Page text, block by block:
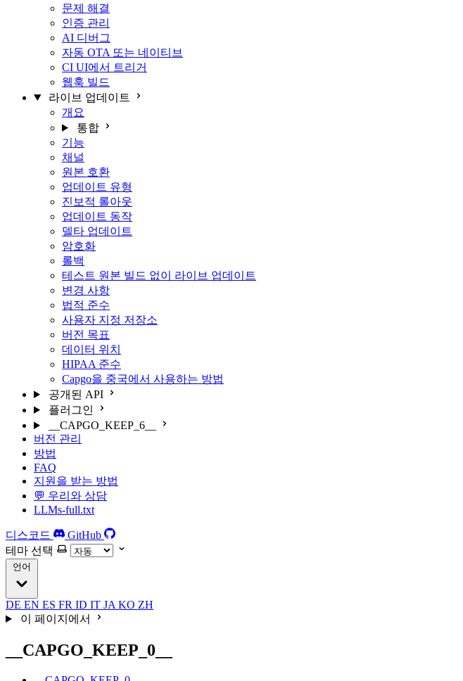
문제 해결
인증 관리
AI 디버그
자동 OTA 또는 네이티브
CI UI에서 트리거
웹훅 빌드
라이브 업데이트
개요
통합
기능
채널
원본 호환
업데이트 유형
진보적 롤아웃
업데이트 동작
델타 업데이트
암호화
롤백
테스트 원본 빌드 없이 라이브 업데이트
변경 사항
법적 준수
사용자 지정 저장소
버전 목표
데이터 위치
HIPAA 준수
Capgo을 중국에서 사용하는 방법
공개된 API
플러그인
__CAPGO_KEEP_6__
버전 관리
방법
FAQ
지원을 받는 방법
💬 우리와 상담
LLMs-full.txt
디스코드
GitHub
테마 선택
언어
DE EN ES FR ID IT JA KO ZH
이 페이지에서
__CAPGO_KEEP_0__